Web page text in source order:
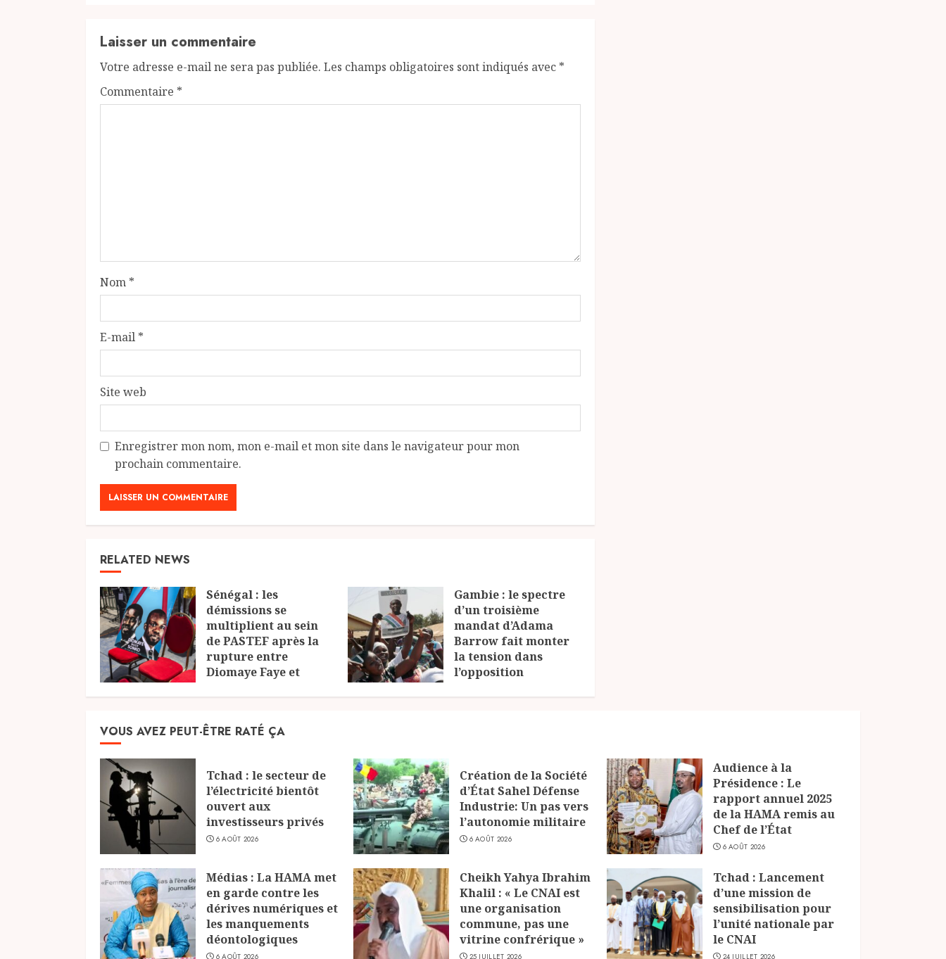
Laisser un commentaire
Votre adresse e-mail ne sera pas publiée. Les champs obligatoires sont indiqués avec *
Commentaire *
Nom *
E-mail *
Site web
Enregistrer mon nom, mon e-mail et mon site dans le navigateur pour mon
prochain commentaire.
RELATED NEWS
Sénégal : les
démissions se
multiplient au sein
de PASTEF après la
rupture entre
Diomaye Faye et
Gambie : le spectre
d’un troisième
mandat d’Adama
Barrow fait monter
la tension dans
l’opposition
VOUS AVEZ PEUT-ÊTRE RATÉ ÇA
Tchad : le secteur de
l’électricité bientôt
ouvert aux
investisseurs privés
6 AOÛT 2026
Création de la Société
d’État Sahel Défense
Industrie: Un pas vers
l’autonomie militaire
6 AOÛT 2026
Audience à la
Présidence : Le
rapport annuel 2025
de la HAMA remis au
Chef de l’État
6 AOÛT 2026
Médias : La HAMA met
en garde contre les
dérives numériques et
les manquements
déontologiques
6 AOÛT 2026
Cheikh Yahya Ibrahim
Khalil : « Le CNAI est
une organisation
commune, pas une
vitrine confrérique »
25 JUILLET 2026
Tchad : Lancement
d’une mission de
sensibilisation pour
l’unité nationale par
le CNAI
24 JUILLET 2026